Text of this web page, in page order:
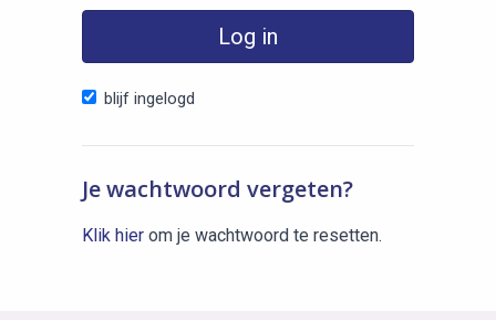
Log in
blijf ingelogd
Je wachtwoord vergeten?
Klik hier om je wachtwoord te resetten.